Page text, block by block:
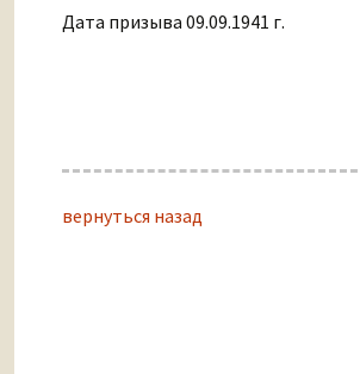
Дата призыва 09.09.1941 г.
вернуться назад